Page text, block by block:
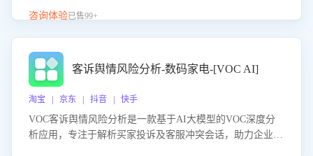
客服团队和智能工具提升语音客服服务效率和质量，帮助企
咨询体验已售99+
客诉舆情风险分析-数码家电-[VOC AI]
淘宝 | 京东 | 抖音 | 快手
VOC客诉舆情风险分析是一款基于AI大模型的VOC深度分
析应用，专注于解析买家投诉及客服冲突会话，助力企业精